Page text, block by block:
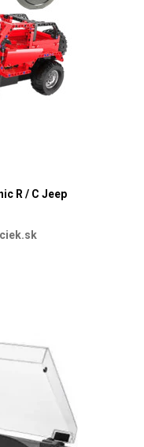
R / C Jeep